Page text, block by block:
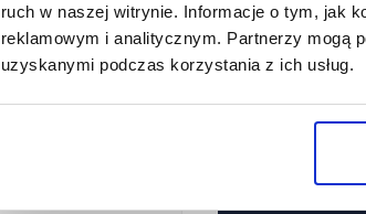
ruch w naszej witrynie. Informacje o tym, jak
reklamowym i analitycznym. Partnerzy mogą
uzyskanymi podczas korzystania z ich usług.